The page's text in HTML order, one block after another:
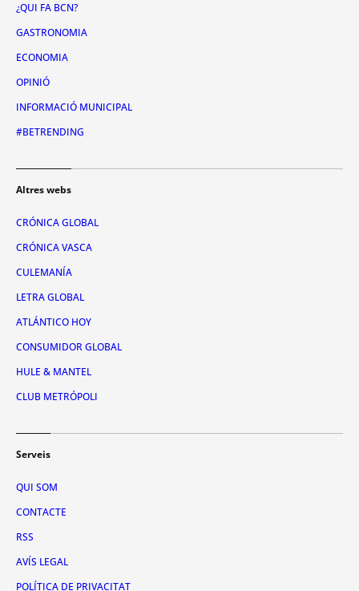
¿QUI FA BCN?
GASTRONOMIA
ECONOMIA
OPINIÓ
INFORMACIÓ MUNICIPAL
#BETRENDING
Altres webs
CRÓNICA GLOBAL
CRÓNICA VASCA
CULEMANÍA
LETRA GLOBAL
ATLÁNTICO HOY
CONSUMIDOR GLOBAL
HULE & MANTEL
CLUB METRÓPOLI
Serveis
QUI SOM
CONTACTE
RSS
AVÍS LEGAL
POLÍTICA DE PRIVACITAT